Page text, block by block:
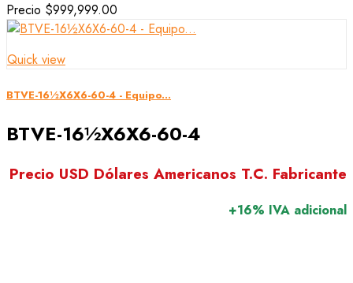
Precio $999,999.00
Quick view
BTVE-16½X6X6-60-4 - Equipo...
BTVE-16½X6X6-60-4
Precio USD Dólares Americanos T.C. Fabricante
+16% IVA adicional